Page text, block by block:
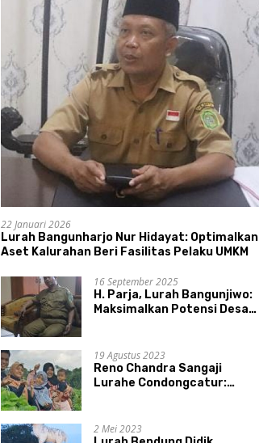
22 Januari 2026
Lurah Bangunharjo Nur Hidayat: Optimalkan
Aset Kalurahan Beri Fasilitas Pelaku UMKM
16 September 2025
H. Parja, Lurah Bangunjiwo:
Maksimalkan Potensi Desa
19 Agustus 2023
Reno Chandra Sangaji
Lurahe Condongcatur:
Masyarakat, dan Syukuri
2 Mei 2023